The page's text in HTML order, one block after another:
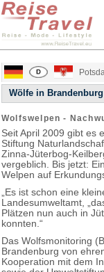
Wölfe in Brandenburg
Wolfswelpen -
Seit April 2009 gibt es
Stiftung
Zinna-Jüterbog-
vergeblich. Bis jetzt:
Welpen auf
„Es ist schon eine
Landesumweltamt,
Plätzen nun auch in
konnten.“
Das Wolfsmonitoring
Brandenburg von
Kooperation mit dem